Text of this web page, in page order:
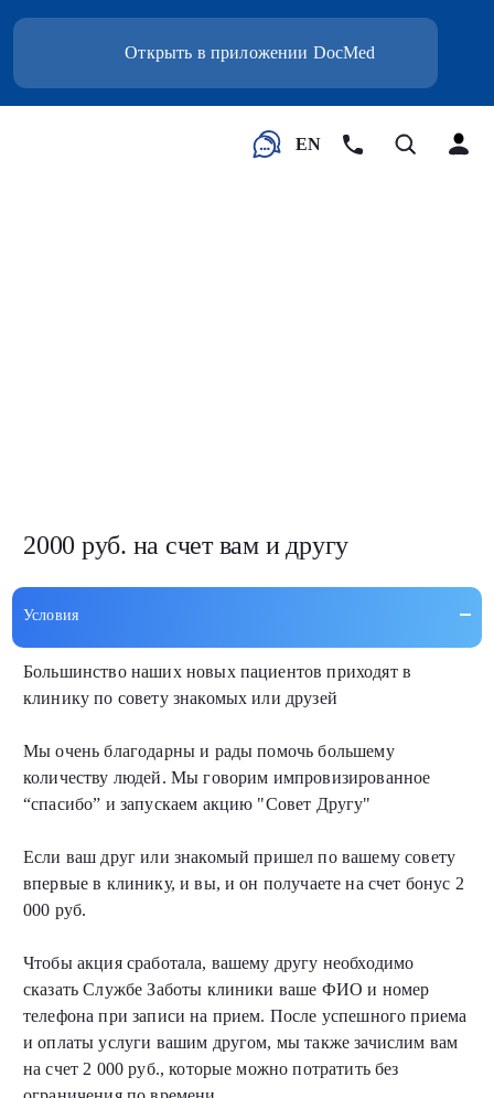
Открыть в приложении DocMed
EN
2000 руб. на счет вам и другу
Условия
Большинство наших новых пациентов приходят в
клинику по совету знакомых или друзей
Мы очень благодарны и рады помочь большему
количеству людей. Мы говорим импровизированное
“спасибо” и запускаем акцию "Совет Другу"
Если ваш друг или знакомый пришел по вашему совету
впервые в клинику, и вы, и он получаете на счет бонус 2
000 руб.
Чтобы акция сработала, вашему другу необходимо
сказать Службе Заботы клиники ваше ФИО и номер
телефона при записи на прием. После успешного приема
и оплаты услуги вашим другом, мы также зачислим вам
на счет 2 000 руб., которые можно потратить без